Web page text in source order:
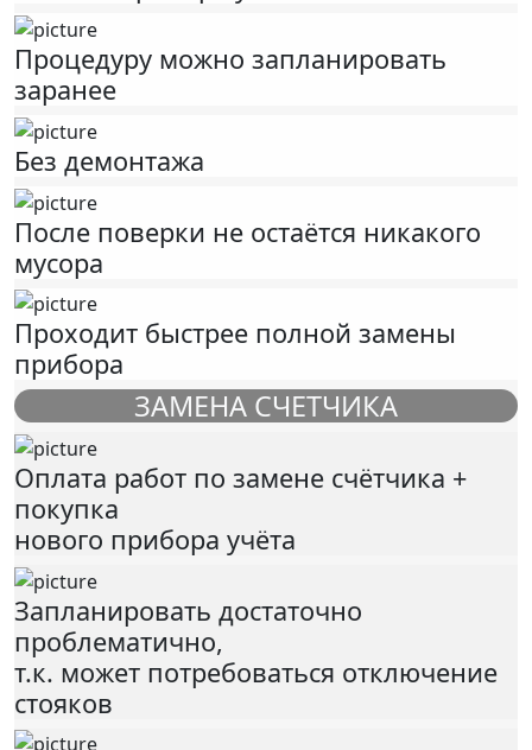
Процедуру можно запланировать
заранее
Без демонтажа
После поверки не остаётся никакого
мусора
Проходит быстрее полной замены
прибора
ЗАМЕНА СЧЕТЧИКА
Оплата работ по замене счётчика +
покупка
нового прибора учёта
Запланировать достаточно
проблематично,
т.к. может потребоваться отключение
стояков